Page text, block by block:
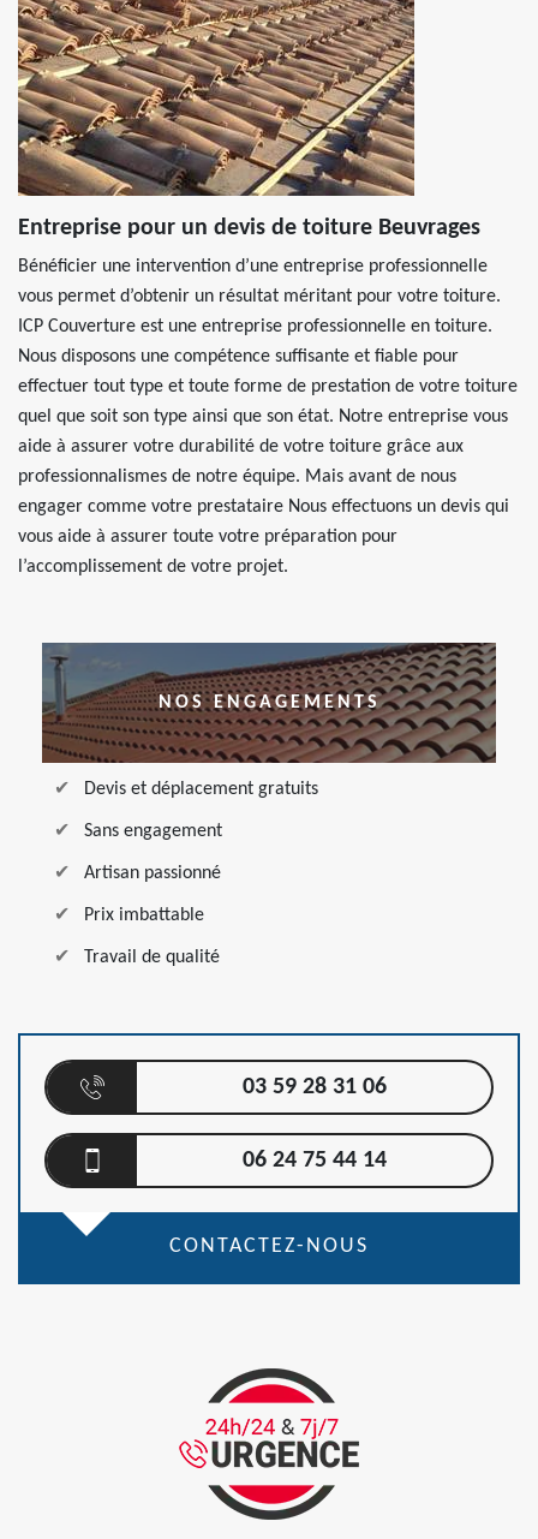
Entreprise pour un devis de toiture Beuvrages
Bénéficier une intervention d’une entreprise professionnelle
vous permet d’obtenir un résultat méritant pour votre toiture.
ICP Couverture est une entreprise professionnelle en toiture.
Nous disposons une compétence suffisante et fiable pour
effectuer tout type et toute forme de prestation de votre toiture
quel que soit son type ainsi que son état. Notre entreprise vous
aide à assurer votre durabilité de votre toiture grâce aux
professionnalismes de notre équipe. Mais avant de nous
engager comme votre prestataire Nous effectuons un devis qui
vous aide à assurer toute votre préparation pour
l’accomplissement de votre projet.
NOS ENGAGEMENTS
Devis et déplacement gratuits
Sans engagement
Artisan passionné
Prix imbattable
Travail de qualité
03 59 28 31 06
06 24 75 44 14
CONTACTEZ-NOUS